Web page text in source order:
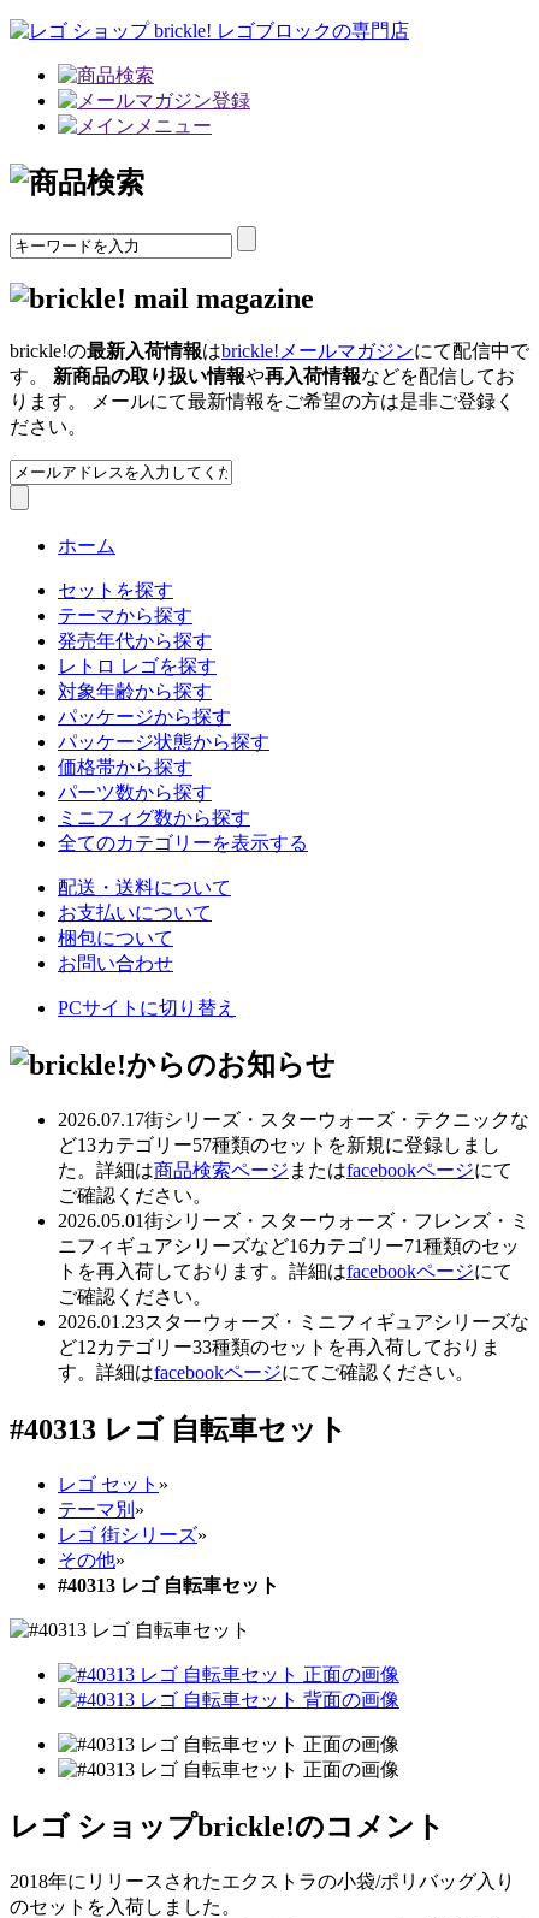
brickle!の最新入荷情報はbrickle!メールマガジンにて配信中で
す。 新商品の取り扱い情報や再入荷情報などを配信してお
ります。 メールにて最新情報をご希望の方は是非ご登録く
ださい。
ホーム
セットを探す
テーマから探す
発売年代から探す
レトロ レゴを探す
対象年齢から探す
パッケージから探す
パッケージ状態から探す
価格帯から探す
パーツ数から探す
ミニフィグ数から探す
全てのカテゴリーを表示する
配送・送料について
お支払いについて
梱包について
お問い合わせ
PCサイトに切り替え
2026.07.17街シリーズ・スターウォーズ・テクニックな
ど13カテゴリー57種類のセットを新規に登録しまし
た。詳細は商品検索ページ またはfacebookページにて
ご確認ください。
2026.05.01街シリーズ・スターウォーズ・フレンズ・ミ
ニフィギュアシリーズなど16カテゴリー71種類のセッ
トを再入荷しております。詳細はfacebookページにて
ご確認ください。
2026.01.23スターウォーズ・ミニフィギュアシリーズな
ど12カテゴリー33種類のセットを再入荷しておりま
す。詳細はfacebookページにてご確認ください。
#40313 レゴ 自転車セット
レゴ セット »
テーマ別 »
レゴ 街シリーズ»
その他»
#40313 レゴ 自転車セット
レゴ ショップbrickle!のコメント
2018年にリリースされたエクストラの小袋/ポリバッグ入り
のセットを入荷しました。